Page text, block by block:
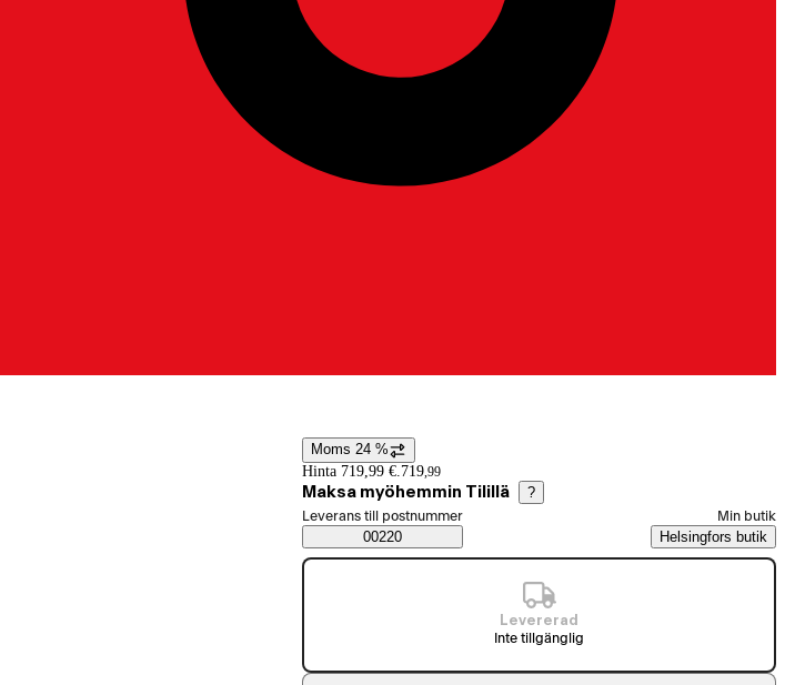
Prisinformation
Moms 24 %
Hinta 719,99 €. 719,99
Maksa myöhemmin Tilillä ?
Saatavuustiedot
Välj beställningssätt
Leverans till postnummer
00220
Min butik
Helsingfors butik
Levererad
Inte tillgänglig